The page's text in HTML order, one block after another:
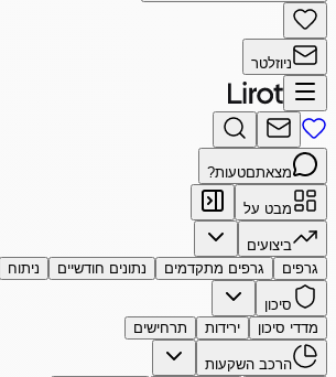
ניוזלטר
מצאתםטעות?
מבט על
ביצועים
גרפים
גרפים מתקדמים נתונים חודשיים ניתוח
סיכון
מדדי סיכון
ירידות תרחישים
הרכב השקעות